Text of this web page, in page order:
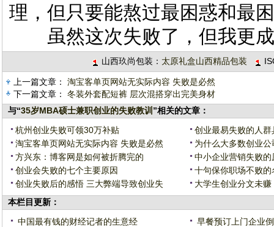
理，但只要能熬过最困惑和最
虽然这次失败了，但我更成
山西玖尚包装： 太原礼盒山西精品包装
上一篇文章： 淘宝客单页网站无实际内容 失败是必然
下一篇文章： 冬装外套配短裤 层次混搭穿出完美身材
与“35岁MBA硕士兼职创业的失败教训 ”相关的文章：
杭州创业失败可领30万补贴
创业最易失败的人
淘宝客单页网站无实际内容 失败是必然
为什么大多数创业
方兴东：博客网是如何被折腾完的
中小企业营销失败的
创业会失败的七个主要原因
十句保你职场不败的
创业失败后的感悟 三大弊端导致创业失
大学生创业分文未
本栏目更新：
中国最有钱的财经记者的生意经
早餐预订上门企业